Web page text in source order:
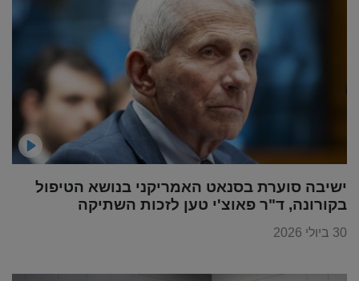
ישיבה סוערת בסנאט האמריקני בנושא הטיפול
בקורונה, ד"ר פאוצ'י טען לזכות השתיקה
30 ביולי 2026